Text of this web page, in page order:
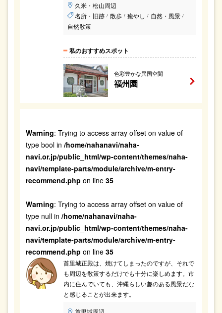
久米・松山周辺
名所・旧跡 / 散歩 / 癒やし / 自然・風景 /
自然散策
私のおすすめスポット
色彩豊かな異国空間
福州園
Warning: Trying to access array offset on value of
type bool in /home/nahanavi/naha-
navi.or.jp/public_html/wp-content/themes/naha-
navi/template-parts/module/archive/m-entry-
recommend.php on line 35
Warning: Trying to access array offset on value of
type null in /home/nahanavi/naha-
navi.or.jp/public_html/wp-content/themes/naha-
navi/template-parts/module/archive/m-entry-
recommend.php on line 35
首里城正殿は、焼けてしまったのですが、それで
も周辺を散策するだけでも十分に楽しめます。市
内に住んでいても、沖縄らしい趣のある風景だな
と感じることが出来ます。
首里城周辺